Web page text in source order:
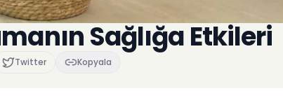
Sağlığa Etkileri
Twitter Kopyala